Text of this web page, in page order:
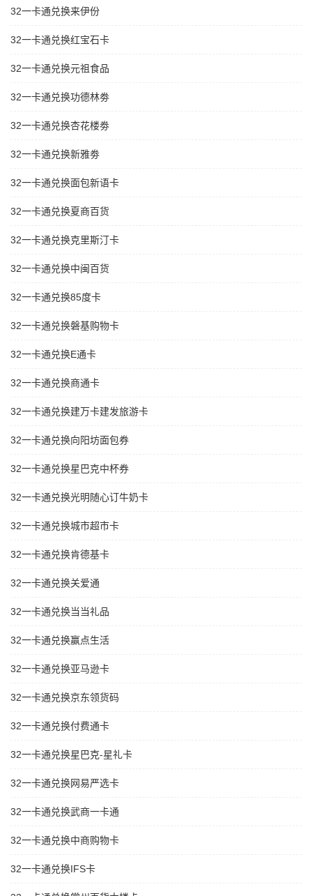
32一卡通兑换来伊份
32一卡通兑换红宝石卡
32一卡通兑换元祖食品
32一卡通兑换功德林劵
32一卡通兑换杏花楼劵
32一卡通兑换新雅劵
32一卡通兑换面包新语卡
32一卡通兑换夏商百货
32一卡通兑换克里斯汀卡
32一卡通兑换中闽百货
32一卡通兑换85度卡
32一卡通兑换磐基购物卡
32一卡通兑换E通卡
32一卡通兑换商通卡
32一卡通兑换建万卡建发旅游卡
32一卡通兑换向阳坊面包券
32一卡通兑换星巴克中杯券
32一卡通兑换光明随心订牛奶卡
32一卡通兑换城市超市卡
32一卡通兑换肯德基卡
32一卡通兑换关爱通
32一卡通兑换当当礼品
32一卡通兑换赢点生活
32一卡通兑换亚马逊卡
32一卡通兑换京东领货码
32一卡通兑换付费通卡
32一卡通兑换星巴克-星礼卡
32一卡通兑换网易严选卡
32一卡通兑换武商一卡通
32一卡通兑换中商购物卡
32一卡通兑换IFS卡